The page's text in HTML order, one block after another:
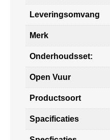
Leveringsomvang
Merk
Onderhoudsset:
Open Vuur
Productsoort
Spacificaties